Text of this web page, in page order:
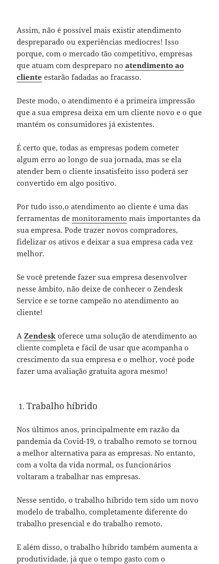
Assim, não é possível mais existir atendimento
despreparado ou experiências medíocres! Isso
porque, com o mercado tão competitivo, empresas
que atuam com despreparo noatendimento ao
cliente estarão fadadas ao fracasso.
Deste modo, o atendimento é a primeira impressão
que a sua empresa deixa em um cliente novo e o que
mantém os consumidores já existentes.
É certo que, todas as empresas podem cometer
algum erro ao longo de sua jornada, mas se ela
atender bem o cliente insatisfeito isso poderá ser
convertido em algo positivo.
Por tudo isso,o atendimento ao cliente é uma das
ferramentas demonitoramento mais importantes da
sua empresa. Pode trazer novos compradores,
fidelizar os ativos e deixar a sua empresa cada vez
melhor.
Se você pretende fazer sua empresa desenvolver
nesse âmbito, não deixe de conhecer o Zendesk
Service e se torne campeão no atendimento ao
cliente!
A Zendesk oferece uma solução de atendimento ao
cliente completa e fácil de usar que acompanha o
crescimento da sua empresa e o melhor, você pode
fazer uma avaliação gratuita agora mesmo!
Trabalho híbrido
Nos últimos anos, principalmente em razão da
pandemia da Covid-19, o trabalho remoto se tornou
a melhor alternativa para as empresas. No entanto,
com a volta da vida normal, os funcionários
voltaram a trabalhar nas empresas.
Nesse sentido, o trabalho híbrido tem sido um novo
modelo de trabalho, completamente diferente do
trabalho presencial e do trabalho remoto.
E além disso, o trabalho híbrido também aumenta a
produtividade, já que o tempo gasto com o